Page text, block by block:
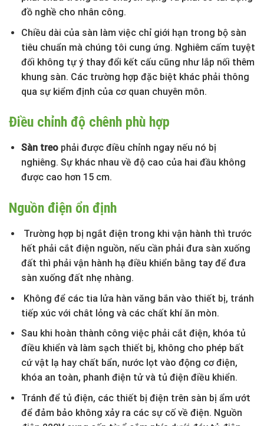
đồ nghề cho nhân công.
Chiều dài của sàn làm việc chỉ giới hạn trong bộ sàn
tiêu chuẩn mà chúng tôi cung ứng. Nghiêm cấm tuyệt
đối không tự ý thay đổi kết cấu cũng như lắp nối thêm
khung sàn. Các trường hợp đặc biệt khác phải thông
qua sự kiểm định của cơ quan chuyên môn.
Điều chỉnh độ chênh phù hợp
Sàn treophải được điều chỉnh ngay nếu nó bị
nghiêng. Sự khác nhau về độ cao của hai đầu không
được cao hơn 15 cm.
Nguồn điện ổn định
Trường hợp bị ngắt điện trong khi vận hành thì trước
hết phải cắt điện nguồn, nếu cần phải đưa sàn xuống
đất thì phải vận hành hạ điều khiển bằng tay để đưa
sàn xuống đất nhẹ nhàng.
Không để các tia lửa hàn văng bắn vào thiết bị, tránh
tiếp xúc với chât lỏng và các chất khí ăn mòn.
Sau khi hoàn thành công việc phải cắt điện, khóa tủ
điều khiển và làm sạch thiết bị, không cho phép bất
cứ vật lạ hay chất bẩn, nước lọt vào động cơ điện,
khóa an toàn, phanh điện tử và tủ điện điều khiển.
Tránh để tủ điện, các thiết bị điện trên sàn bị ẩm ướt
để đảm bảo không xảy ra các sự cố về điện. Nguồn